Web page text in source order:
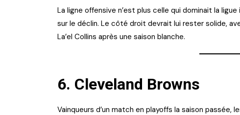
La ligne offensive n’est plus celle qui dominait la ligue
sur le déclin. Le côté droit devrait lui rester solide,
La’el Collins après une saison blanche.
6. Cleveland Browns
Vainqueurs d’un match en playoffs la saison passée,